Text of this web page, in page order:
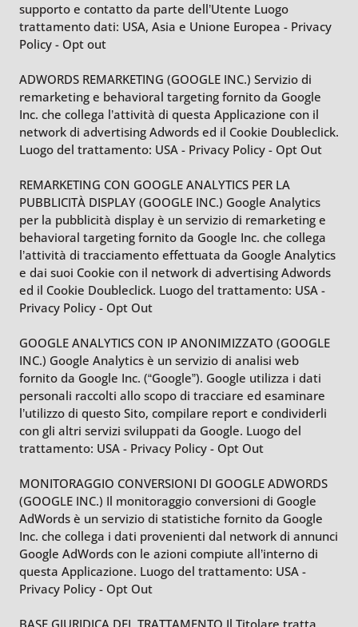
supporto e contatto da parte dell’Utente Luogo
trattamento dati: USA, Asia e Unione Europea - Privacy
Policy - Opt out
ADWORDS REMARKETING (GOOGLE INC.) Servizio di
remarketing e behavioral targeting fornito da Google
Inc. che collega l’attività di questa Applicazione con il
network di advertising Adwords ed il Cookie Doubleclick.
Luogo del trattamento: USA - Privacy Policy - Opt Out
REMARKETING CON GOOGLE ANALYTICS PER LA
PUBBLICITÀ DISPLAY (GOOGLE INC.) Google Analytics
per la pubblicità display è un servizio di remarketing e
behavioral targeting fornito da Google Inc. che collega
l’attività di tracciamento effettuata da Google Analytics
e dai suoi Cookie con il network di advertising Adwords
ed il Cookie Doubleclick. Luogo del trattamento: USA -
Privacy Policy - Opt Out
GOOGLE ANALYTICS CON IP ANONIMIZZATO (GOOGLE
INC.) Google Analytics è un servizio di analisi web
fornito da Google Inc. (“Google”). Google utilizza i dati
personali raccolti allo scopo di tracciare ed esaminare
l’utilizzo di questo Sito, compilare report e condividerli
con gli altri servizi sviluppati da Google. Luogo del
trattamento: USA - Privacy Policy - Opt Out
MONITORAGGIO CONVERSIONI DI GOOGLE ADWORDS
(GOOGLE INC.) Il monitoraggio conversioni di Google
AdWords è un servizio di statistiche fornito da Google
Inc. che collega i dati provenienti dal network di annunci
Google AdWords con le azioni compiute all’interno di
questa Applicazione. Luogo del trattamento: USA -
Privacy Policy - Opt Out
BASE GIURIDICA DEL TRATTAMENTO Il Titolare tratta